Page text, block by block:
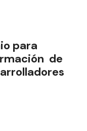
para
de